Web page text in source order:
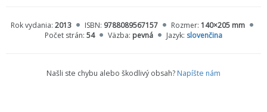
Rok vydania: 2013 ISBN: 9788089567157 Rozmer: 140×205 mm
Počet strán: 54 Väzba: pevná Jazyk: slovenčina
Našli ste chybu alebo škodlivý obsah? Napíšte nám